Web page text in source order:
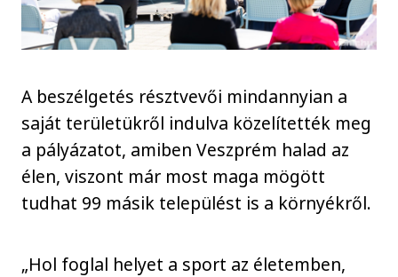
A beszélgetés résztvevői mindannyian a
saját területükről indulva közelítették meg
a pályázatot, amiben Veszprém halad az
élen, viszont már most maga mögött
tudhat 99 másik települést is a környékről.
„Hol foglal helyet a sport az életemben,